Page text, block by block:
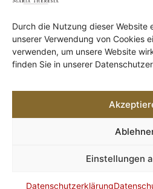
Durch die Nutzung dieser Website
unserer Verwendung von Cookies
verwenden, um unsere Website
finden Sie in unserer
Einstellungen
Datenschutzerklärung